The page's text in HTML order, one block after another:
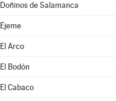
Doñinos de Salamanca
Ejeme
El Arco
El Bodón
El Cabaco